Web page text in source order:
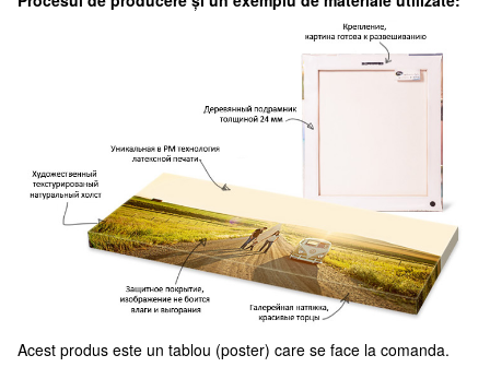
Acest produs este un tablou (poster) care se face la comanda.